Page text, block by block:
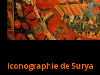
Iconographie de Surya